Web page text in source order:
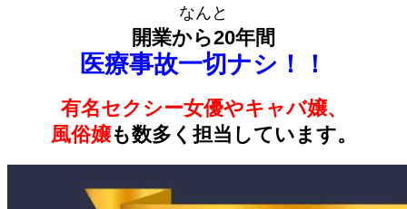
なんと
開業から20年間
医療事故一切ナシ！！
有名セクシー女優やキャバ嬢、
風俗嬢も数多く担当しています。